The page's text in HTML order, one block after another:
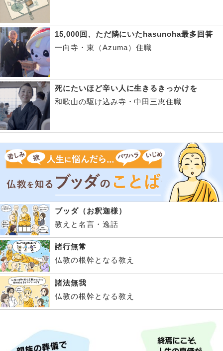
15,000回、ただ隣にいたhasunoha最多回答
一向寺・東（Azuma）住職
死にたいほど辛い人に生きるきっかけを
和歌山の駆け込み寺・中田三恵住職
ブッダ（お釈迦様）
教えと名言・逸話
諸行無常
仏教の根幹となる教え
諸法無我
仏教の根幹となる教え